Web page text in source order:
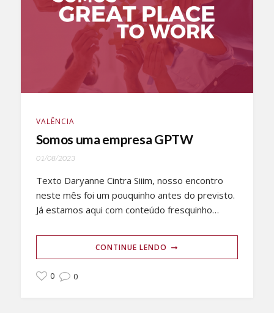
VALÊNCIA
Somos uma empresa GPTW
01/08/2023
Texto Daryanne Cintra Siiim, nosso encontro
neste mês foi um pouquinho antes do previsto.
Já estamos aqui com conteúdo fresquinho…
CONTINUE LENDO
0 0